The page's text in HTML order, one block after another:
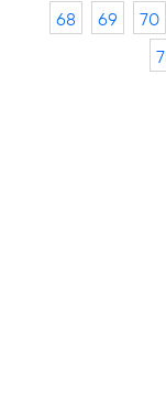
68
69 70